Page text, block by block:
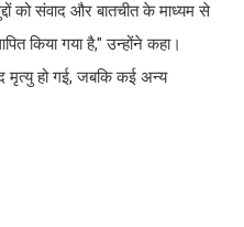
को संवाद और बातचीत के माध्यम से
किया गया है," उन्होंने कहा।
मृत्यु हो गई, जबकि कई अन्य